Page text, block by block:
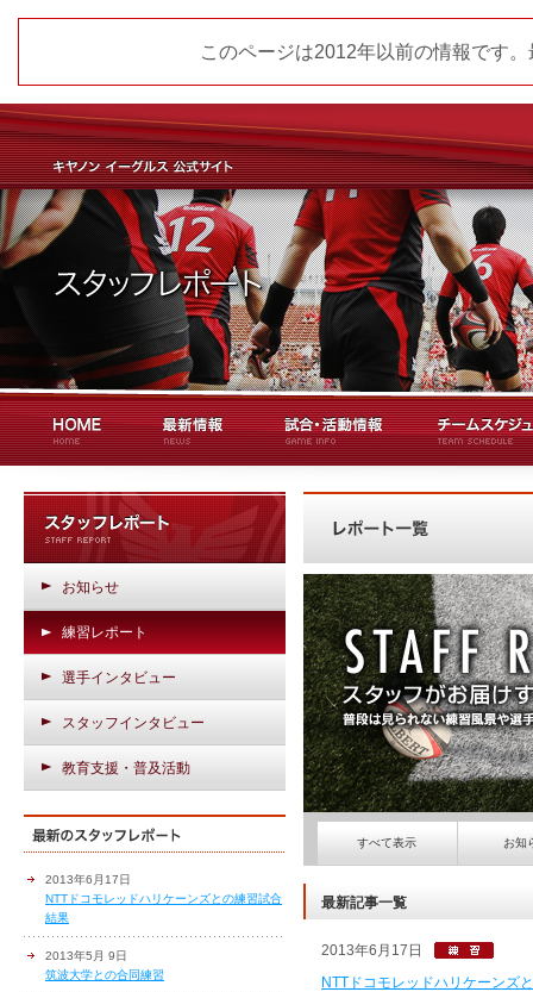
このページは2012年以前の情報です
お知らせ
練習レポート
選手インタビュー
スタッフインタビュー
教育支援・普及活動
2013年6月17日
NTTドコモレッドハリケーンズとの練習試合
結果
2013年5月 9日
筑波大学との合同練習
すべて表示 お知
最新記事一覧
2013年6月17日
NTTドコモレッドハリケーンズ